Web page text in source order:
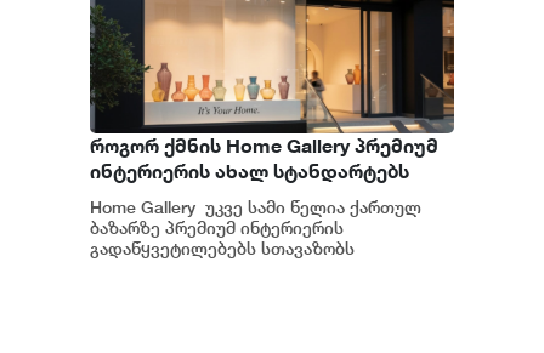
როგორ ქმნის Home Gallery პრემიუმ
ინტერიერის ახალ სტანდარტებს
საქართველოში
Home Gallery უკვე სამი წელია ქართულ
ბაზარზე პრემიუმ ინტერიერის
გადაწყვეტილებებს სთავაზობს